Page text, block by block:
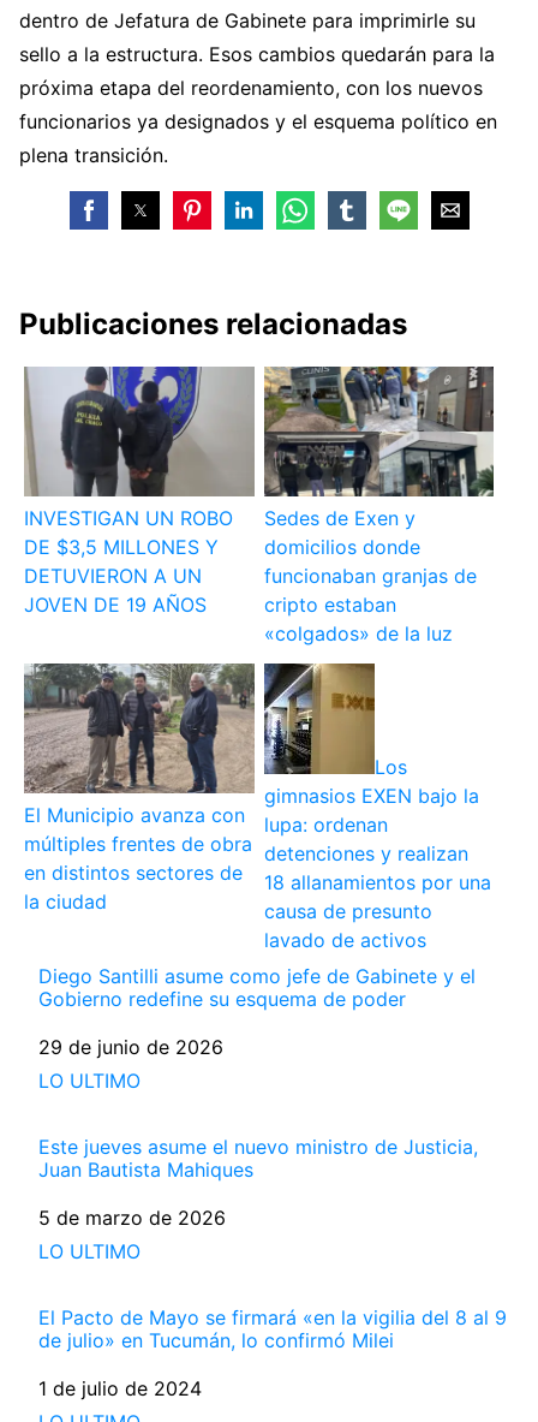
dentro de Jefatura de Gabinete para imprimirle su
sello a la estructura. Esos cambios quedarán para la
próxima etapa del reordenamiento, con los nuevos
funcionarios ya designados y el esquema político en
plena transición.
Publicaciones relacionadas
INVESTIGAN UN ROBO
DE $3,5 MILLONES Y
DETUVIERON A UN
JOVEN DE 19 AÑOS
Sedes de Exen y
domicilios donde
funcionaban granjas de
cripto estaban
«colgados» de la luz
El Municipio avanza con
múltiples frentes de obra
en distintos sectores de
la ciudad
Los
gimnasios EXEN bajo la
lupa: ordenan
detenciones y realizan
18 allanamientos por una
causa de presunto
lavado de activos
Diego Santilli asume como jefe de Gabinete y el
Gobierno redefine su esquema de poder
Fecha
29 de junio de 2026
Respecto a
LO ULTIMO
Este jueves asume el nuevo ministro de Justicia,
Juan Bautista Mahiques
Fecha
5 de marzo de 2026
Respecto a
LO ULTIMO
El Pacto de Mayo se firmará «en la vigilia del 8 al 9
de julio» en Tucumán, lo confirmó Milei
Fecha
1 de julio de 2024